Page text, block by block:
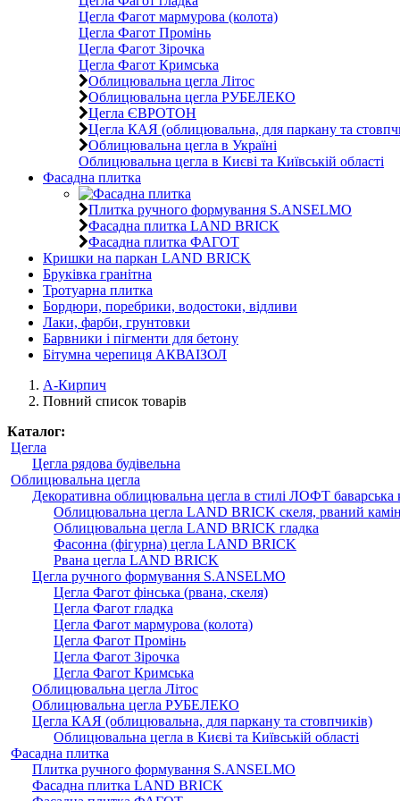
Цегла Фагот мармурова (колота)
Цегла Фагот Промінь
Цегла Фагот Зірочка
Цегла Фагот Кримська
Облицювальна цегла Літос
Облицювальна цегла РУБЕЛЕКО
Цегла ЄВРОТОН
Цегла КАЯ (облицювальна, для паркану та
Облицювальна цегла в Україні
Облицювальна цегла в Києві та Київській області
Фасадна плитка
Плитка ручного формування S.ANSELMO
Фасадна плитка LAND BRICK
Фасадна плитка ФАГОТ
Кришки на паркан LAND BRICK
Бруківка гранітна
Тротуарна плитка
Бордюри, поребрики, водостоки, відливи
Лаки, фарби, грунтовки
Барвники і пігменти для бетону
Бітумна черепиця АКВАІЗОЛ
А-Кирпич
Повний список товарів
Каталог:
Цегла
Цегла рядова будівельна
Облицювальна цегла
Декоративна облицювальна цегла в стилі ЛОФТ баварська
Облицювальна цегла LAND BRICK скеля, рваний
Облицювальна цегла LAND BRICK гладка
Фасонна (фігурна) цегла LAND BRICK
Рвана цегла LAND BRICK
Цегла ручного формування S.ANSELMO
Цегла Фагот фінська (рвана, скеля)
Цегла Фагот гладка
Цегла Фагот мармурова (колота)
Цегла Фагот Промінь
Цегла Фагот Зірочка
Цегла Фагот Кримська
Облицювальна цегла Літос
Облицювальна цегла РУБЕЛЕКО
Цегла КАЯ (облицювальна, для паркану та стовпчиків)
Облицювальна цегла в Києві та Київській області
Фасадна плитка
Плитка ручного формування S.ANSELMO
Фасадна плитка LAND BRICK